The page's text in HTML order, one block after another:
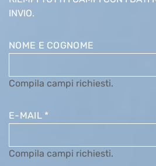
INVIO.
NOME E COGNOME
Compila campi richiesti.
E-MAIL*
Compila campi richiesti.